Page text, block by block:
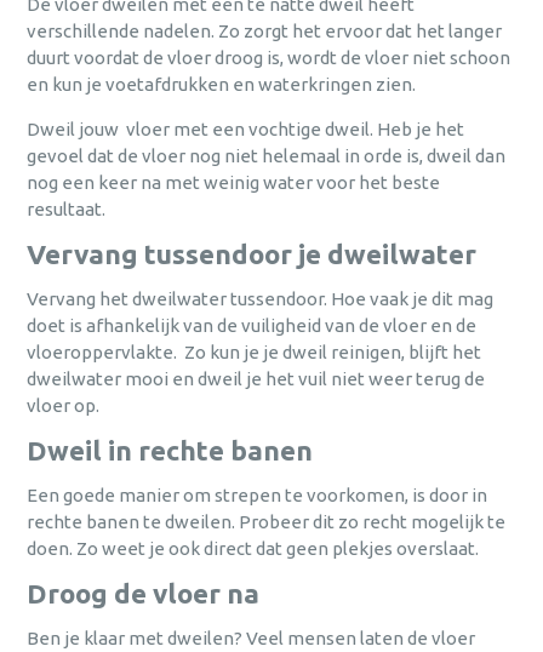
verschillende nadelen. Zo zorgt het ervoor dat het langer
duurt voordat de vloer droog is, wordt de vloer niet schoon
en kun je voetafdrukken en waterkringen zien.
Dweil jouw vloer met een vochtige dweil. Heb je het
gevoel dat de vloer nog niet helemaal in orde is, dweil dan
nog een keer na met weinig water voor het beste
resultaat.
Vervang tussendoor je dweilwater
Vervang het dweilwater tussendoor. Hoe vaak je dit mag
doet is afhankelijk van de vuiligheid van de vloer en de
vloeroppervlakte. Zo kun je je dweil reinigen, blijft het
dweilwater mooi en dweil je het vuil niet weer terug de
vloer op.
Dweil in rechte banen
Een goede manier om strepen te voorkomen, is door in
rechte banen te dweilen. Probeer dit zo recht mogelijk te
doen. Zo weet je ook direct dat geen plekjes overslaat.
Droog de vloer na
Ben je klaar met dweilen? Veel mensen laten de vloer